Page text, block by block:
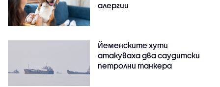
алергии
Йеменските хути
атакуваха два саудитски
петролни танкера